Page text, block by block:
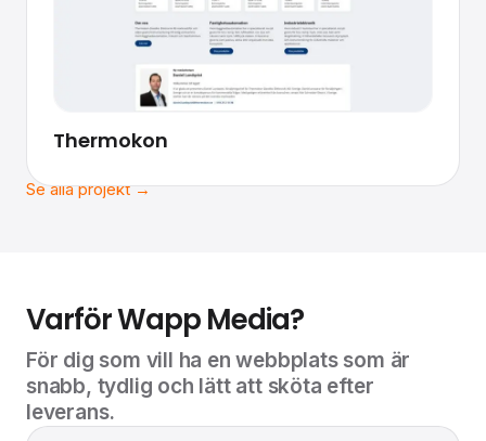
Thermokon
Se alla projekt →
Varför Wapp Media?
För dig som vill ha en webbplats som är
snabb, tydlig och lätt att sköta efter
leverans.